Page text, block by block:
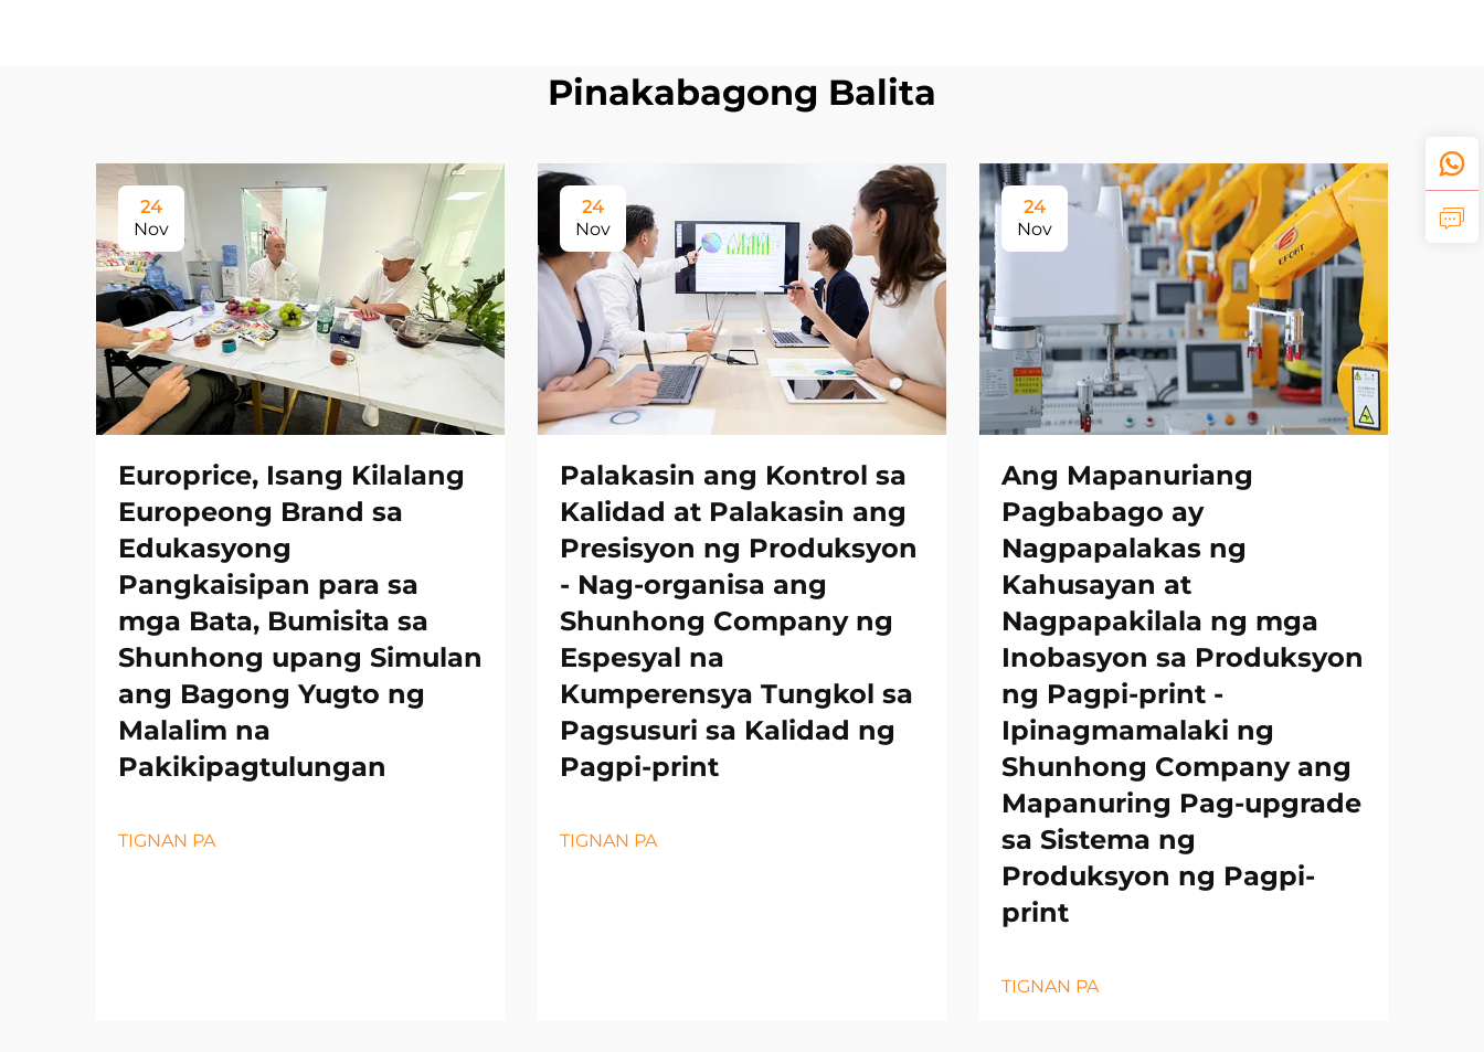
Pinakabagong Balita
24
Nov
Europrice, Isang Kilalang
Europeong Brand sa
Edukasyong
Pangkaisipan para sa
mga Bata, Bumisita sa
Shunhong upang Simulan
ang Bagong Yugto ng
Malalim na
Pakikipagtulungan
TIGNAN PA
24
Nov
Palakasin ang Kontrol sa
Kalidad at Palakasin ang
Presisyon ng Produksyon
- Nag-organisa ang
Shunhong Company ng
Espesyal na
Kumperensya Tungkol sa
Pagsusuri sa Kalidad ng
Pagpi-print
TIGNAN PA
24
Nov
Ang Mapanuriang
Pagbabago ay
Nagpapalakas ng
Kahusayan at
Nagpapakilala ng mga
Inobasyon sa Produksyon
ng Pagpi-print -
Ipinagmamalaki ng
Shunhong Company ang
Mapanuring Pag-upgrade
sa Sistema ng
Produksyon ng Pagpi-
print
TIGNAN PA